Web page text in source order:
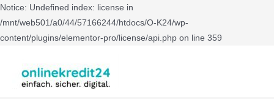
Notice: Undefined index: license in
/mnt/web501/a0/44/57166244/htdocs/O-K24/wp-
content/plugins/elementor-pro/license/api.php on line 359